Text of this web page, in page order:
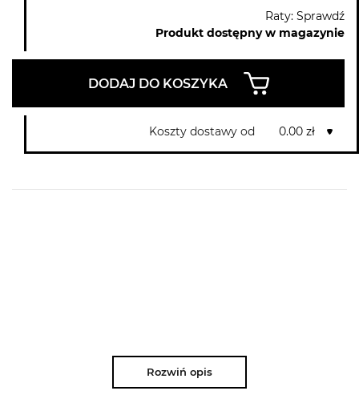
Raty: Sprawdź
Produkt dostępny w magazynie
DODAJ DO KOSZYKA
Koszty dostawy od 0.00 zł
Rozwiń opis